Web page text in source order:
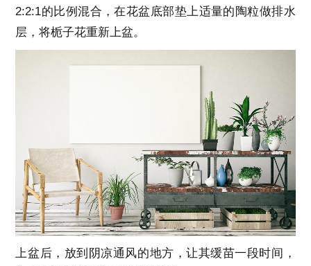
2:2:1的比例混合，在花盆底部垫上适量的陶粒做排水
层，将栀子花重新上盆。
上盆后，放到阴凉通风的地方，让其缓苗一段时间，